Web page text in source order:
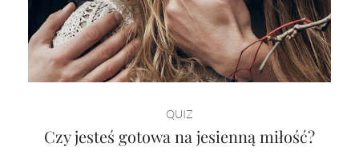
QUIZ
Czy jesteś gotowa na jesienną miłość?